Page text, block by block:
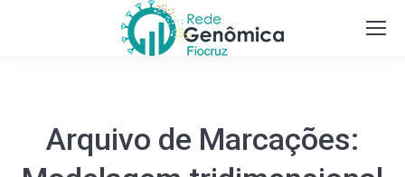
Arquivo de Marcações: